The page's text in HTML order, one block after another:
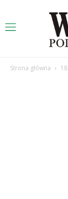
Strona główna